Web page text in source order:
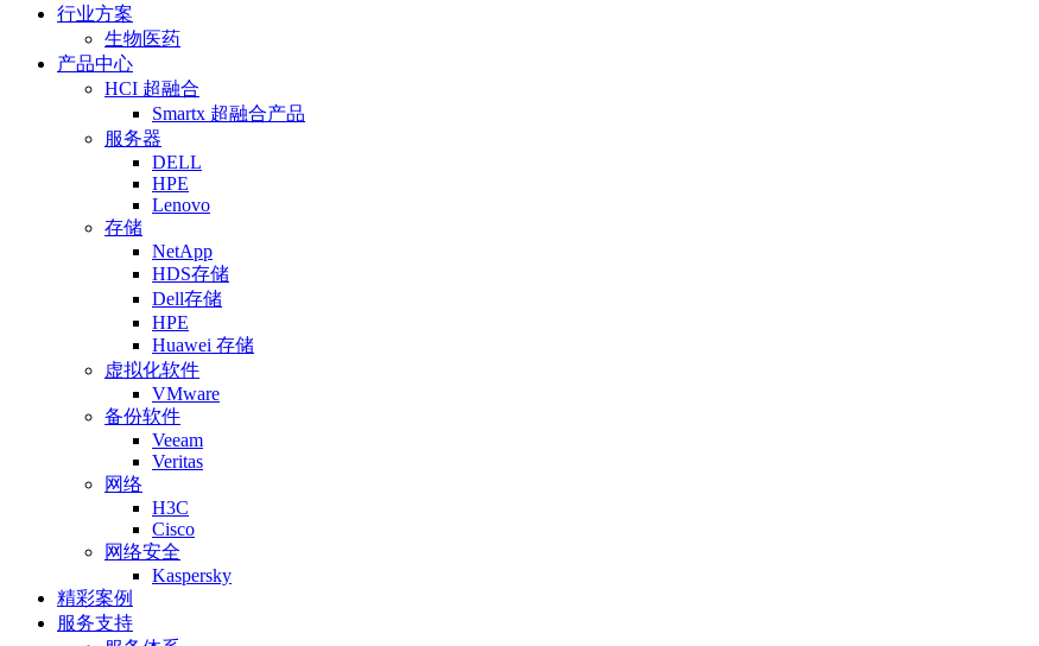
行业方案
生物医药
产品中心
HCI 超融合
Smartx 超融合产品
服务器
DELL
HPE
Lenovo
存储
NetApp
HDS存储
Dell存储
HPE
Huawei 存储
虚拟化软件
VMware
备份软件
Veeam
Veritas
网络
H3C
Cisco
网络安全
Kaspersky
精彩案例
服务支持